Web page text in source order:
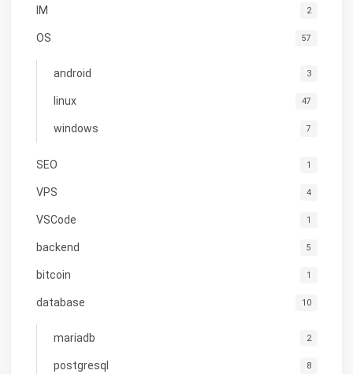
IM 2
OS 57
android 3
linux 47
windows 7
SEO 1
VPS 4
VSCode 1
backend 5
bitcoin 1
database 10
mariadb 2
postgresql 8